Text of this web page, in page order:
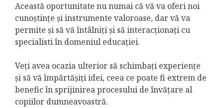
Această oportunitate nu numai că vă va oferi noi
cunoștințe și instrumente valoroase, dar vă va
permite și să vă întâlniți și să interacționați cu
specialisti în domeniul educației.
Veți avea ocazia ulterior să schimbați experiențe
și să vă împărtășiți idei, ceea ce poate fi extrem de
benefic în sprijinirea procesului de învățare al
copiilor dumneavoastră.